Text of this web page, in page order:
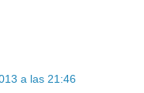
a las 21:46